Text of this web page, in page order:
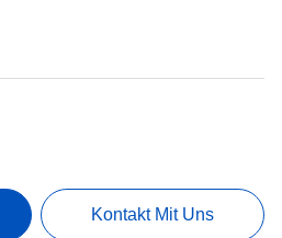
Kontakt Mit Uns